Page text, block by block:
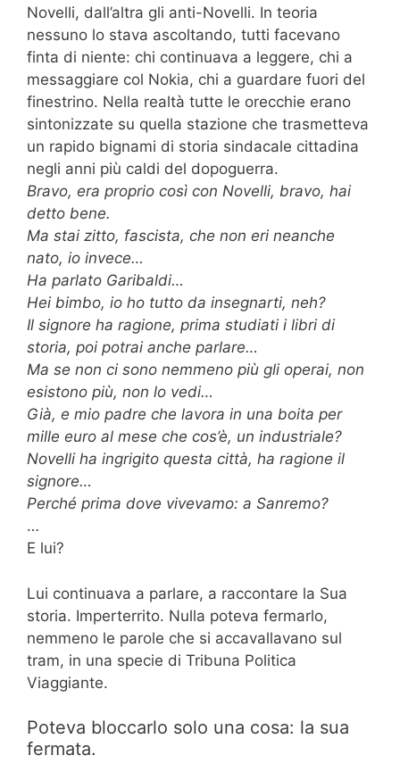
Novelli, dall’altra gli anti-Novelli. In teoria
nessuno lo stava ascoltando, tutti facevano
finta di niente: chi continuava a leggere, chi a
messaggiare col Nokia, chi a guardare fuori del
finestrino. Nella realtà tutte le orecchie erano
sintonizzate su quella stazione che trasmetteva
un rapido bignami di storia sindacale cittadina
negli anni più caldi del dopoguerra.
Bravo, era proprio così con Novelli, bravo, hai
detto bene.
Ma stai zitto, fascista, che non eri neanche
nato, io invece…
Ha parlato Garibaldi…
Hei bimbo, io ho tutto da insegnarti, neh?
Il signore ha ragione, prima studiati i libri di
storia, poi potrai anche parlare…
Ma se non ci sono nemmeno più gli operai, non
esistono più, non lo vedi…
Già, e mio padre che lavora in una boita per
mille euro al mese che cos’è, un industriale?
Novelli ha ingrigito questa città, ha ragione il
signore…
Perché prima dove vivevamo: a Sanremo?
…
E lui?
Lui continuava a parlare, a raccontare la Sua
storia. Imperterrito. Nulla poteva fermarlo,
nemmeno le parole che si accavallavano sul
tram, in una specie di Tribuna Politica
Viaggiante.
Poteva bloccarlo solo una cosa: la sua
fermata.